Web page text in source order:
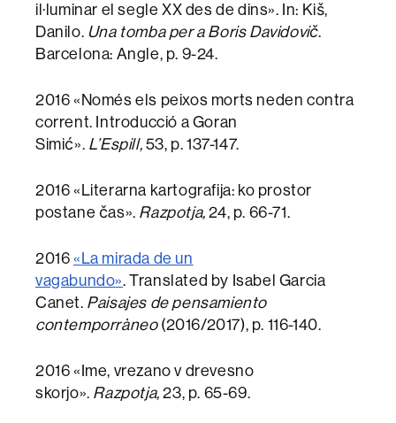
il·luminar el segle XX des de dins». In: Kiš,
Danilo. Una tomba per a Boris Davidovič.
Barcelona: Angle, p. 9-24.
2016 «Només els peixos morts neden contra
corrent. Introducció a Goran
Simić». L’Espill, 53, p. 137-147.
2016 «Literarna kartografija: ko prostor
postane čas». Razpotja, 24, p. 66-71.
2016 « La mirada de un
vagabundo». Translated by Isabel Garcia
Canet. Paisajes de pensamiento
contemporràneo (2016/2017), p. 116-140.
2016 «Ime, vrezano v drevesno
skorjo». Razpotja, 23, p. 65-69.